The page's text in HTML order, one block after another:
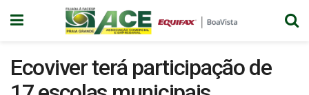
Ecoviver terá participação de